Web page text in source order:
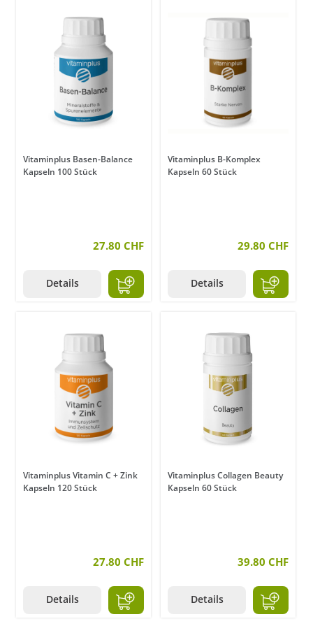
Vitaminplus Basen-Balance
Kapseln 100 Stück
27.80 CHF
Details
Vitaminplus B-Komplex
Kapseln 60 Stück
29.80 CHF
Details
Vitaminplus Vitamin C + Zink
Kapseln 120 Stück
27.80 CHF
Details
Vitaminplus Collagen Beauty
Kapseln 60 Stück
39.80 CHF
Details